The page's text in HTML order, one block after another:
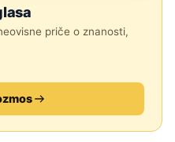
priče o znanosti,